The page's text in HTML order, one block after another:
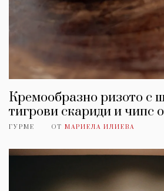
Кремообразно ризото с
тигрови скариди и чипс
ГУРМЕ ОТ МАРИЕЛА ИЛИЕВА